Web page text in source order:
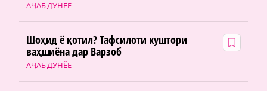
АҶАБ ДУНЁЕ
АҶАБ ДУНЁЕ
Шоҳид ё қотил? Тафсилоти куштори
ваҳшиёна дар Варзоб